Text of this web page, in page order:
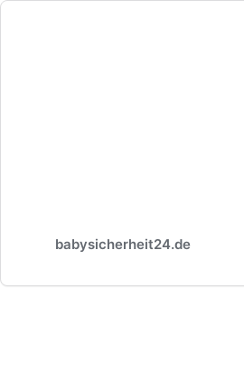
babysicherheit24.de